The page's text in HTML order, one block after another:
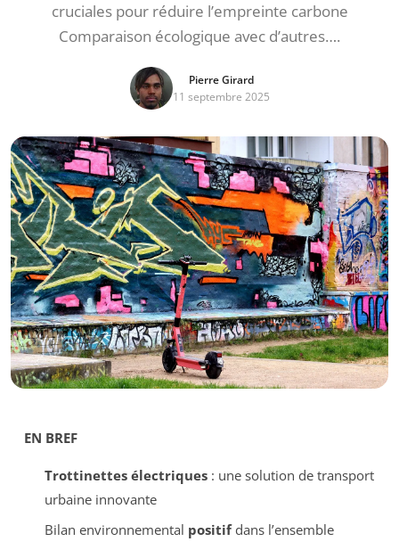
cruciales pour réduire l’empreinte carbone
Comparaison écologique avec d’autres….
Pierre Girard
11 septembre 2025
EN BREF
Trottinettes électriques: une solution de transport
urbaine innovante
Bilan environnemental positifdans l’ensemble